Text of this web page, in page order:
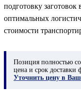
подготовку заготовок
оптимальных
стоимости
Позиция полностью
цена и срок доставки
Уточнить цену в